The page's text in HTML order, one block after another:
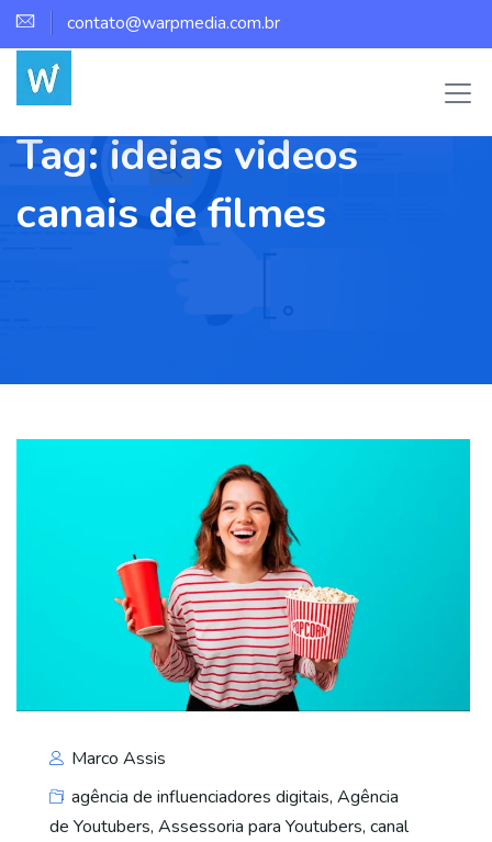
contato@warpmedia.com.br
Tag:ideias videos
canais de filmes
Marco Assis
agência de influenciadores digitais, Agência
de Youtubers, Assessoria para Youtubers, canal